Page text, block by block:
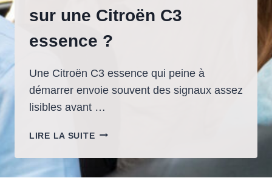
sur une Citroën C3
essence ?
Une Citroën C3 essence qui peine à
démarrer envoie souvent des signaux assez
lisibles avant …
LIRE LA SUITECOMMENT
UN
PROBLÈME